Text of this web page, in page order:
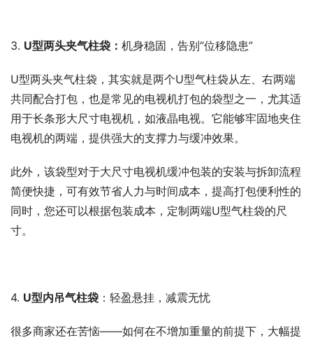
3. U型两头夹气柱袋： 机身稳固，告别“位移隐患”
U型两头夹气柱袋，其实就是两个U型气柱袋从左、右两端
共同配合打包，也是常见的电视机打包的袋型之一，尤其适
用于长条形大尺寸电视机，如液晶电视。它能够牢固地夹住
电视机的两端，提供强大的支撑力与缓冲效果。
此外，该袋型对于大尺寸电视机缓冲包装的安装与拆卸流程
简便快捷，可有效节省人力与时间成本，提高打包便利性的
同时，您还可以根据包装成本，定制两端U型气柱袋的尺
寸。
4. U型内吊气柱袋 ：轻盈悬挂，减震无忧
很多商家还在苦恼——如何在不增加重量的前提下，大幅提